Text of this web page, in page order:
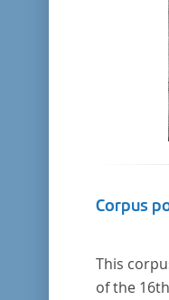
Corpus
This
of the